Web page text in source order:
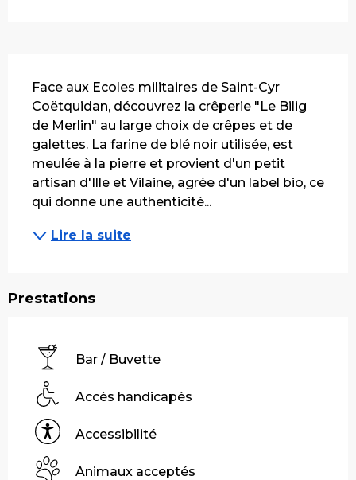
Face aux Ecoles militaires de Saint-Cyr
Coëtquidan, découvrez la crêperie "Le Bilig
de Merlin" au large choix de crêpes et de
galettes. La farine de blé noir utilisée, est
meulée à la pierre et provient d'un petit
artisan d'Ille et Vilaine, agrée d'un label bio, ce
qui donne une authenticité...
Lire la suite
Prestations
Bar / Buvette
Accès handicapés
Accessibilité
Animaux acceptés